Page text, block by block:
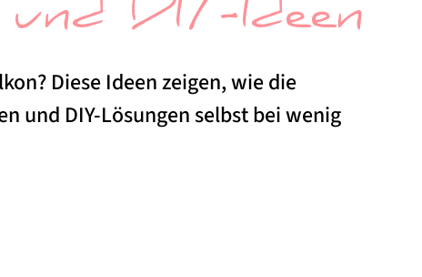
DIY-Ideen
Diese Ideen zeigen, wie die
und DIY-Lösungen selbst bei wenig